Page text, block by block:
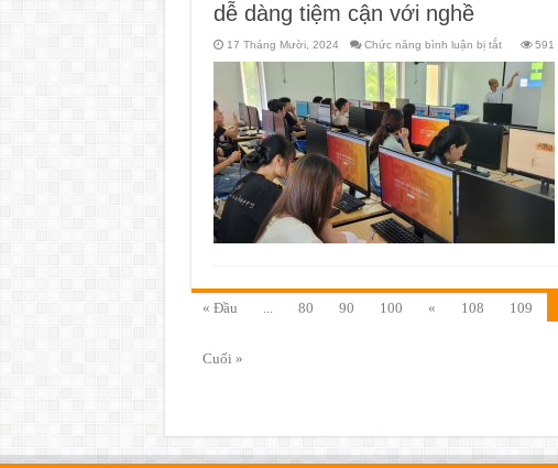
dễ dàng tiệm cận với nghề
17 Tháng Mười, 2024 Chức năng bình luận bị tắtở
tập
tại
OABI
Digital
Marketing
–
sinh
viên
ngành
Du
lịch
nghề
591
« Đầu ... 80 90 100 « 108 109
Cuối »